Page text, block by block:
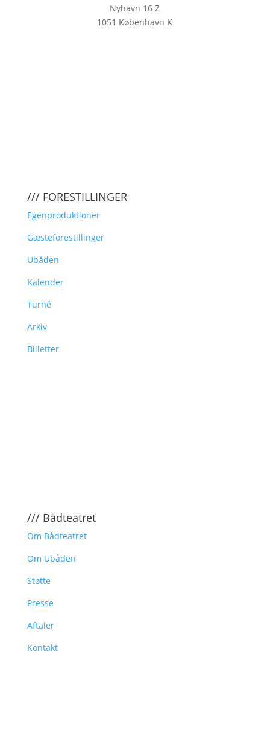
Nyhavn 16 Z
1051 København K
/// FORESTILLINGER
Egenproduktioner
Gæsteforestillinger
Ubåden
Kalender
Turné
Arkiv
Billetter
/// Bådteatret
Om Bådteatret
Om Ubåden
Støtte
Presse
Aftaler
Kontakt